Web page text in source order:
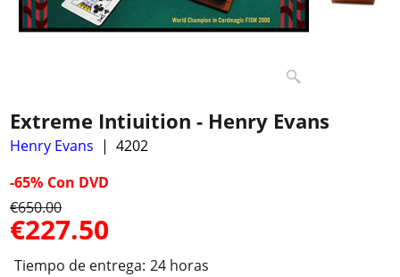
Extreme Intiuition - Henry Evans
Henry Evans
4202
-65% Con DVD
€650.00
€227.50
Tiempo de entrega: 24 horas